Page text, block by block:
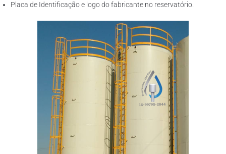
Placa de Identificação e logo do fabricante no reservatório.